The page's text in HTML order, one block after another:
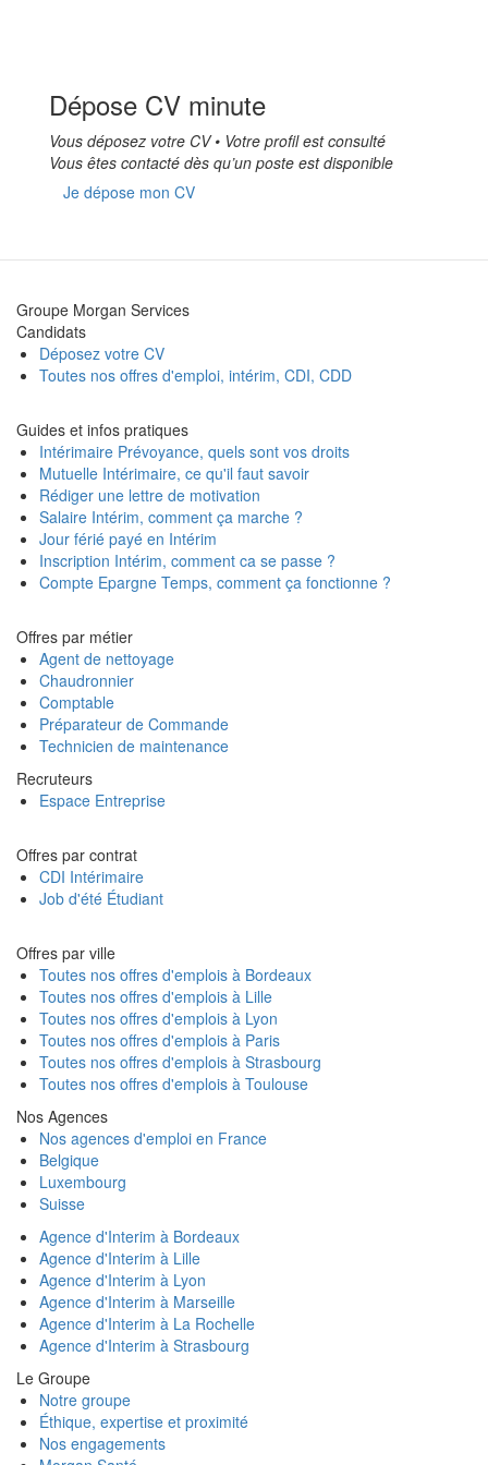
Dépose CV minute
Vous déposez votre CV • Votre profil est consulté
Vous êtes contacté dès qu’un poste est disponible
Je dépose mon CV
Groupe Morgan Services
Candidats
Déposez votre CV
Toutes nos offres d'emploi, intérim, CDI, CDD
Guides et infos pratiques
Intérimaire Prévoyance, quels sont vos droits
Mutuelle Intérimaire, ce qu'il faut savoir
Rédiger une lettre de motivation
Salaire Intérim, comment ça marche ?
Jour férié payé en Intérim
Inscription Intérim, comment ca se passe ?
Compte Epargne Temps, comment ça fonctionne ?
Offres par métier
Agent de nettoyage
Chaudronnier
Comptable
Préparateur de Commande
Technicien de maintenance
Recruteurs
Espace Entreprise
Offres par contrat
CDI Intérimaire
Job d'été Étudiant
Offres par ville
Toutes nos offres d'emplois à Bordeaux
Toutes nos offres d'emplois à Lille
Toutes nos offres d'emplois à Lyon
Toutes nos offres d'emplois à Paris
Toutes nos offres d'emplois à Strasbourg
Toutes nos offres d'emplois à Toulouse
Nos Agences
Nos agences d'emploi en France
Belgique
Luxembourg
Suisse
Agence d'Interim à Bordeaux
Agence d'Interim à Lille
Agence d'Interim à Lyon
Agence d'Interim à Marseille
Agence d'Interim à La Rochelle
Agence d'Interim à Strasbourg
Le Groupe
Notre groupe
Éthique, expertise et proximité
Nos engagements